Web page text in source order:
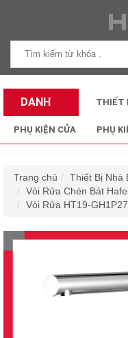
DANH
MỤC SẢN
THIẾT
PHỤ KIỆN CỬA PHỤ
Trang chủ Thiết Bị Nhà
Vòi Rửa Chén Bát
Vòi Rửa HT19-